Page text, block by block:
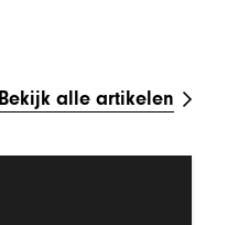
Bekijk alle artikelen